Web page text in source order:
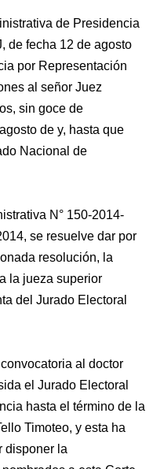
de Presidencia
de fecha 12 de agosto
por Representación
al señor Juez
sin goce de
de y, hasta que
Nacional de
N° 150-2014-
se resuelve dar por
resolución, la
la jueza superior
del Jurado Electoral
al doctor
el Jurado Electoral
hasta el término de la
Timoteo, y esta ha
disponer la